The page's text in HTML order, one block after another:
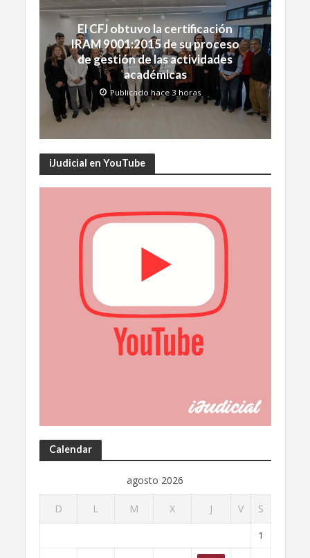
El CFJ obtuvo la certificación
IRAM 9001:2015 de su proceso
de gestión de las actividades
académicas
Publicado hace 3 horas
iJudicial en YouTube
Calendar
agosto 2026
D L M X J V S
1